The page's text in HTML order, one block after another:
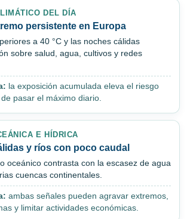
DEL DÍA
persistente en Europa
a 40 °C y las noches cálidas
sobre salud, agua, cultivos y redes
la exposición acumulada eleva el riesgo
pasar el máximo diario.
E HÍDRICA
y ríos con poco caudal
oceánico contrasta con la escasez de agua
cuencas continentales.
ambas señales pueden agravar extremos,
y limitar actividades económicas.